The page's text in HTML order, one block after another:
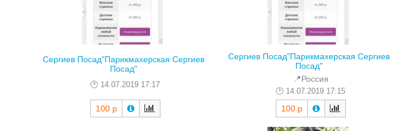
Сергиев Посад"Парикмахерская Сергиев
Посад"
14.07.2019 17:17
100 р
Сергиев Посад"Парикмахерская Сергиев
Посад"
📍Россия
14.07.2019 17:15
100 р